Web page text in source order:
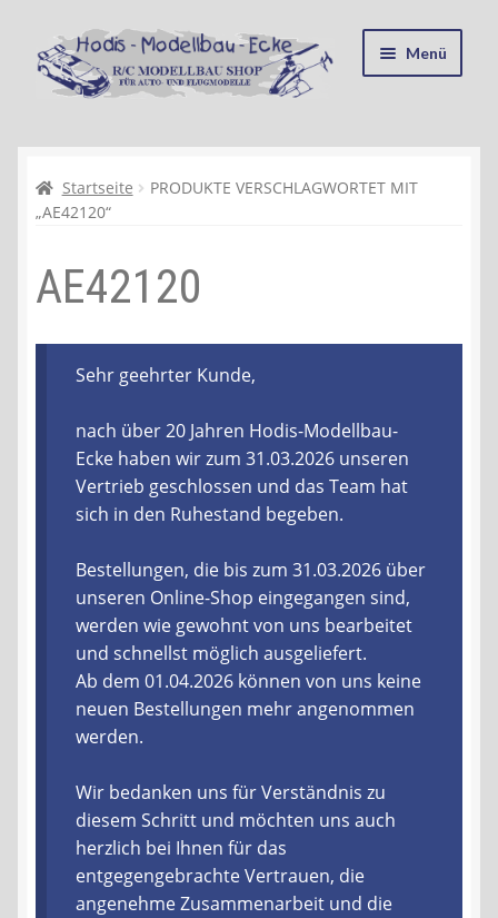
Zur
Navigation
springen
Zum
Inhalt
springen
Menü
Kasse
Recycling, Entsorgung und Umwelt
Shop
Warenkorb
Ablauf einer Bestellung
Zahlungsarten
Lieferzeit & Verfügbarkeit
Gutschein
Batterien- und Akku Verordnung
Elektro- und Elektronikgeräte Verordnung
Öle- und Schmierstoff Verordnung
Startseite
PRODUKTE VERSCHLAGWORTET MIT
„AE42120“
AE42120
Sehr geehrter Kunde,
nach über 20 Jahren Hodis-Modellbau-
Ecke haben wir zum 31.03.2026 unseren
Vertrieb geschlossen und das Team hat
sich in den Ruhestand begeben.
Bestellungen, die bis zum 31.03.2026 über
unseren Online-Shop eingegangen sind,
werden wie gewohnt von uns bearbeitet
und schnellst möglich ausgeliefert.
Ab dem 01.04.2026 können von uns keine
neuen Bestellungen mehr angenommen
werden.
Wir bedanken uns für Verständnis zu
diesem Schritt und möchten uns auch
herzlich bei Ihnen für das
entgegengebrachte Vertrauen, die
angenehme Zusammenarbeit und die